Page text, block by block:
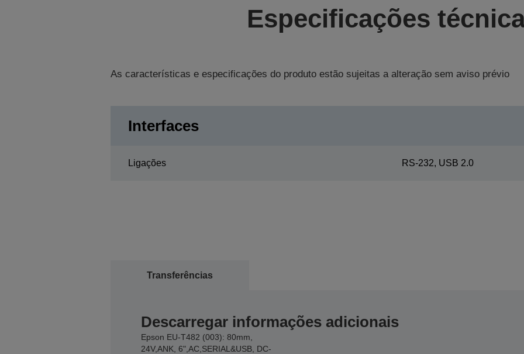
Especificações
As características e especificações do produto estão sujeitas a alteração sem aviso prévio
Interfaces
Ligações RS-232, USB 2.0
Transferências
Descarregar informações adicionais
Epson EU-T482 (003): 80mm,
24V,ANK, 6",AC,SERIAL&USB, DC-